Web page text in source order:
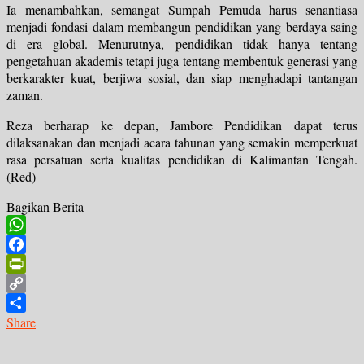
Ia menambahkan, semangat Sumpah Pemuda harus senantiasa
menjadi fondasi dalam membangun pendidikan yang berdaya saing
di era global. Menurutnya, pendidikan tidak hanya tentang
pengetahuan akademis tetapi juga tentang membentuk generasi yang
berkarakter kuat, berjiwa sosial, dan siap menghadapi tantangan
zaman.
Reza berharap ke depan, Jambore Pendidikan dapat terus
dilaksanakan dan menjadi acara tahunan yang semakin memperkuat
rasa persatuan serta kualitas pendidikan di Kalimantan Tengah.
(Red)
Bagikan Berita
WhatsApp
Facebook
PrintFriendly
Copy
Link
Share